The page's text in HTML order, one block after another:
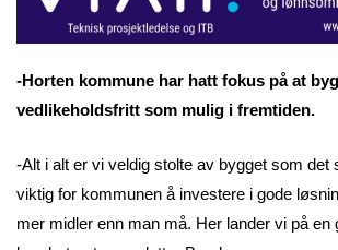
-Horten kommune har hatt fokus på at
vedlikeholdsfritt som mulig i fremtiden.
-Alt i alt er vi veldig stolte av bygget som det
viktig for kommunen å investere i gode
mer midler enn man må. Her lander vi på en